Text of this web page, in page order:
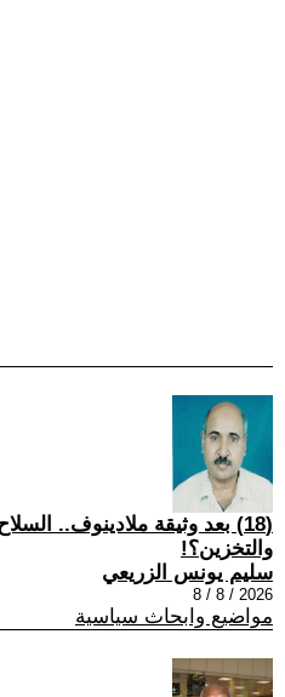
(18) بعد وثيقة ملادينوف..
والتخزين؟!
سليم يونس الزريعي
2026 / 8 / 8
مواضيع وابحاث سياسية